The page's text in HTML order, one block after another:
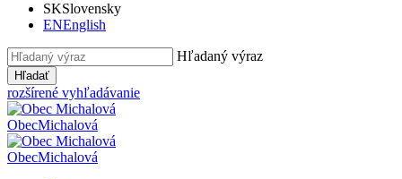
SKSlovensky
ENEnglish
Hľadaný výraz
Hľadať
rozšírené vyhľadávanie
ObecMichalová
ObecMichalová